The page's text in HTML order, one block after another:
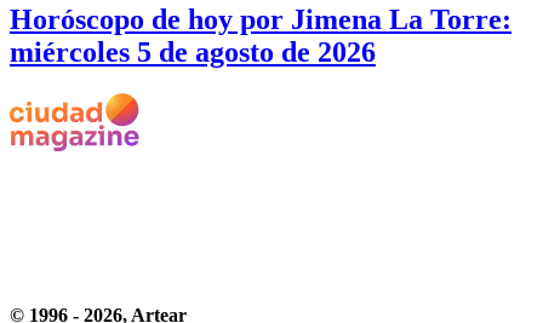
Horóscopo de hoy por Jimena La Torre:
miércoles 5 de agosto de 2026
© 1996 - 2026, Artear